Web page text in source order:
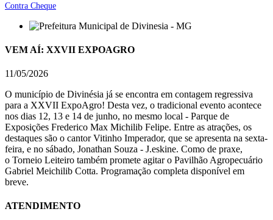
Contra Cheque
VEM AÍ: XXVII EXPOAGRO
11/05/2026
O município de Divinésia já se encontra em contagem regressiva
para a XXVII ExpoAgro! Desta vez, o tradicional evento acontece
nos dias 12, 13 e 14 de junho, no mesmo local - Parque de
Exposições Frederico Max Michilib Felipe. Entre as atrações, os
destaques são o cantor Vitinho Imperador, que se apresenta na sexta-
feira, e no sábado, Jonathan Souza - J.eskine. Como de praxe,
o Torneio Leiteiro também promete agitar o Pavilhão Agropecuário
Gabriel Meichilib Cotta. Programação completa disponível em
breve.
ATENDIMENTO